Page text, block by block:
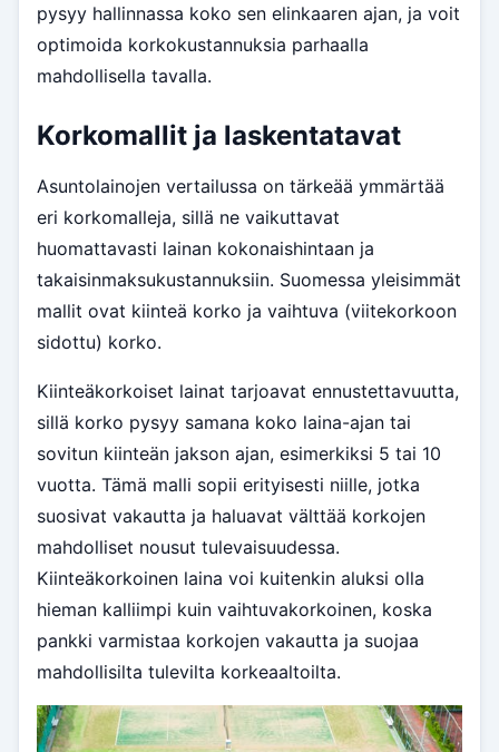
pysyy hallinnassa koko sen elinkaaren ajan, ja voit
optimoida korkokustannuksia parhaalla
mahdollisella tavalla.
Korkomallit ja laskentatavat
Asuntolainojen vertailussa on tärkeää ymmärtää
eri korkomalleja, sillä ne vaikuttavat
huomattavasti lainan kokonaishintaan ja
takaisinmaksukustannuksiin. Suomessa yleisimmät
mallit ovat kiinteä korko ja vaihtuva (viitekorkoon
sidottu) korko.
Kiinteäkorkoiset lainat tarjoavat ennustettavuutta,
sillä korko pysyy samana koko laina-ajan tai
sovitun kiinteän jakson ajan, esimerkiksi 5 tai 10
vuotta. Tämä malli sopii erityisesti niille, jotka
suosivat vakautta ja haluavat välttää korkojen
mahdolliset nousut tulevaisuudessa.
Kiinteäkorkoinen laina voi kuitenkin aluksi olla
hieman kalliimpi kuin vaihtuvakorkoinen, koska
pankki varmistaa korkojen vakautta ja suojaa
mahdollisilta tulevilta korkeaaltoilta.